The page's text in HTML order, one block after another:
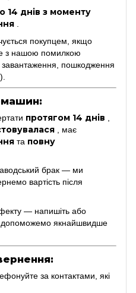
14 днів з моменту
.
покупцем, якщо
з нашою помилкою
пошкодження
протягом 14 днів
, має
та повну
брак — ми
вартість після
— напишіть або
якнайшвидше
за контактами, які